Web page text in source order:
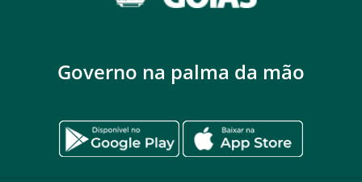
Governo na palma da mão